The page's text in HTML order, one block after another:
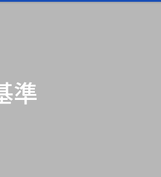
準